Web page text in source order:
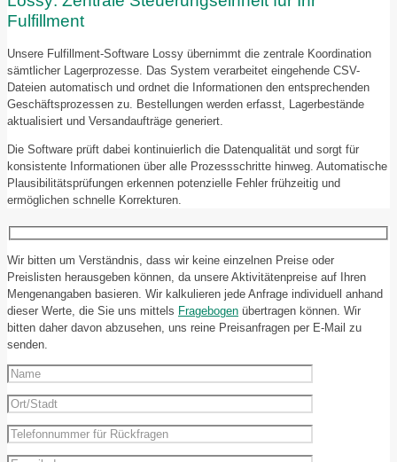
Fulfillment
Unsere Fulfillment-Software Lossy übernimmt die zentrale Koordination
sämtlicher Lagerprozesse. Das System verarbeitet eingehende CSV-
Dateien automatisch und ordnet die Informationen den entsprechenden
Geschäftsprozessen zu. Bestellungen werden erfasst, Lagerbestände
aktualisiert und Versandaufträge generiert.
Die Software prüft dabei kontinuierlich die Datenqualität und sorgt für
konsistente Informationen über alle Prozessschritte hinweg. Automatische
Plausibilitätsprüfungen erkennen potenzielle Fehler frühzeitig und
ermöglichen schnelle Korrekturen.
Wir bitten um Verständnis, dass wir keine einzelnen Preise oder
Preislisten herausgeben können, da unsere Aktivitätenpreise auf Ihren
Mengenangaben basieren. Wir kalkulieren jede Anfrage individuell anhand
dieser Werte, die Sie uns mittels Fragebogen übertragen können. Wir
bitten daher davon abzusehen, uns reine Preisanfragen per E-Mail zu
senden.